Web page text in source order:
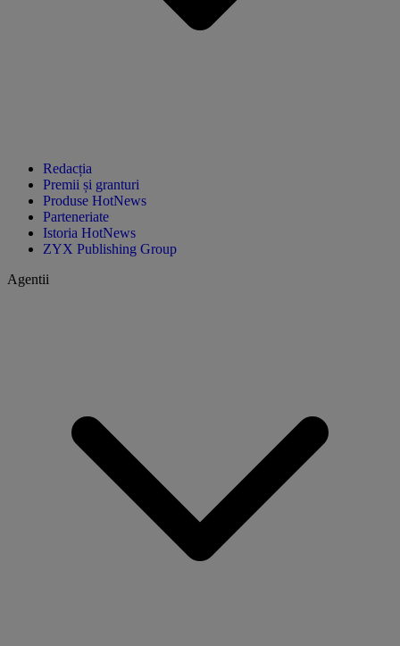
Redacția
Premii și granturi
Produse HotNews
Parteneriate
Istoria HotNews
ZYX Publishing Group
Agentii